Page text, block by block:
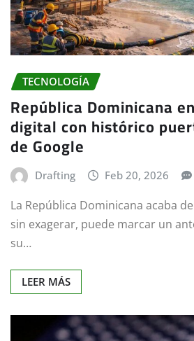
TECNOLOGÍA
República Dominicana
digital con histórico
de Google
Drafting Feb 20, 2026
La República Dominicana acaba
sin exagerar, puede marcar un
su…
LEER MÁS